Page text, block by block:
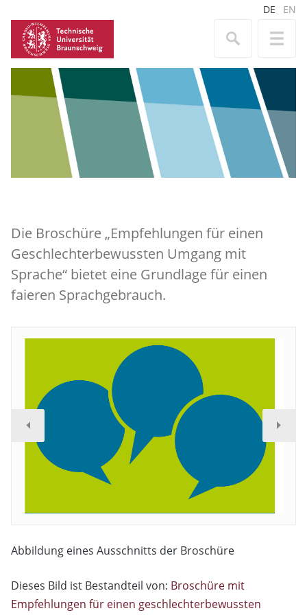
DE EN
Die Broschüre „Empfehlungen für einen
Geschlechterbewussten Umgang mit
Sprache“ bietet eine Grundlage für einen
faieren Sprachgebrauch.
Abbildung eines Ausschnitts der Broschüre
Dieses Bild ist Bestandteil von: Broschüre mit
Empfehlungen für einen geschlechterbewussten